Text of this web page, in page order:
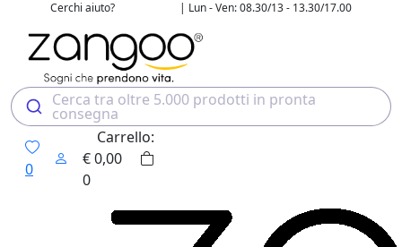
Cerchi aiuto? | Lun - Ven: 08.30/13 - 13.30/17.00
Cerca tra oltre 5.000 prodotti in pronta
consegna
0
Carrello:
€0,00
0